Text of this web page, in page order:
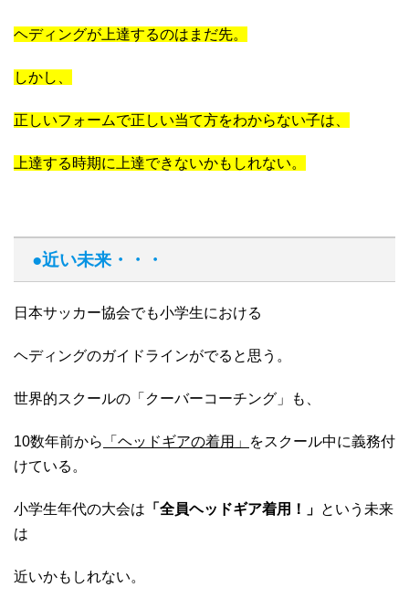
ヘディングが上達するのはまだ先。
しかし、
正しいフォームで正しい当て方をわからない子は、
上達する時期に上達できないかもしれない。
●近い未来・・・
日本サッカー協会でも小学生における
ヘディングのガイドラインがでると思う。
世界的スクールの「クーバーコーチング」も、
10数年前から 「ヘッドギアの着用」
をスクール中に義務付
けている。
小学生年代の大会は 「全員ヘッドギア着用！」 という未来
は
近いかもしれない。